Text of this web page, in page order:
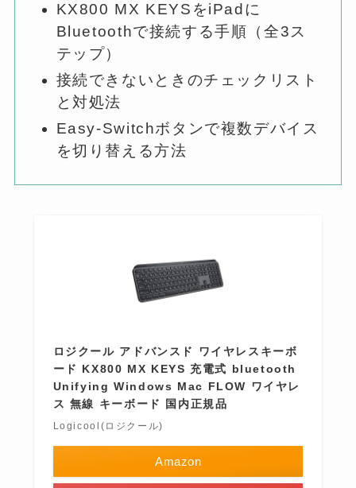
KX800 MX KEYSをiPadに
Bluetoothで接続する手順（全3ス
テップ）
接続できないときのチェックリスト
と対処法
Easy-Switchボタンで複数デバイス
を切り替える方法
ロジクール アドバンスド ワイヤレスキーボ
ード KX800 MX KEYS 充電式 bluetooth
Unifying Windows Mac FLOW ワイヤレ
ス 無線 キーボード 国内正規品
Logicool(ロジクール)
Amazon